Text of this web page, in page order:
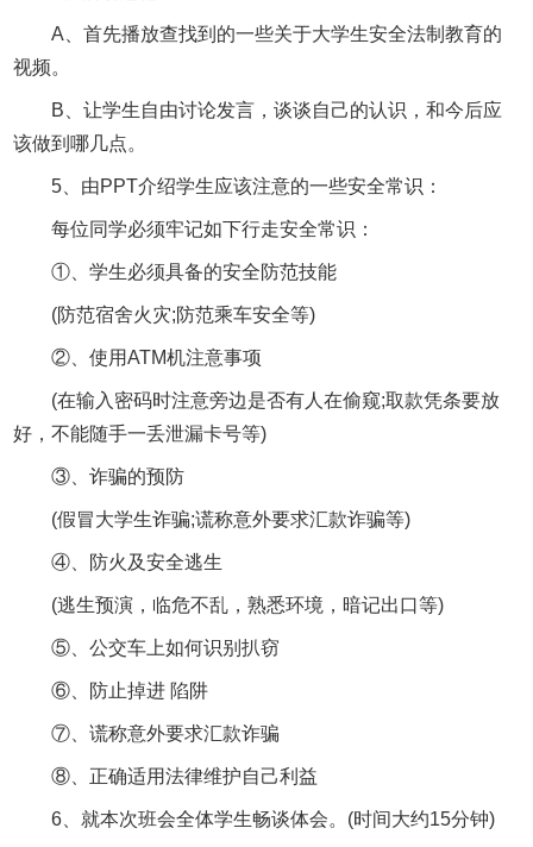
A、首先播放查找到的一些关于大学生安全法制教育的
视频。
B、让学生自由讨论发言，谈谈自己的认识，和今后应
该做到哪几点。
5、由PPT介绍学生应该注意的一些安全常识：
每位同学必须牢记如下行走安全常识：
①、学生必须具备的安全防范技能
(防范宿舍火灾;防范乘车安全等)
②、使用ATM机注意事项
(在输入密码时注意旁边是否有人在偷窥;取款凭条要放
好，不能随手一丢泄漏卡号等)
③、诈骗的预防
(假冒大学生诈骗;谎称意外要求汇款诈骗等)
④、防火及安全逃生
(逃生预演，临危不乱，熟悉环境，暗记出口等)
⑤、公交车上如何识别扒窃
⑥、防止掉进 陷阱
⑦、谎称意外要求汇款诈骗
⑧、正确适用法律维护自己利益
6、就本次班会全体学生畅谈体会。(时间大约15分钟)